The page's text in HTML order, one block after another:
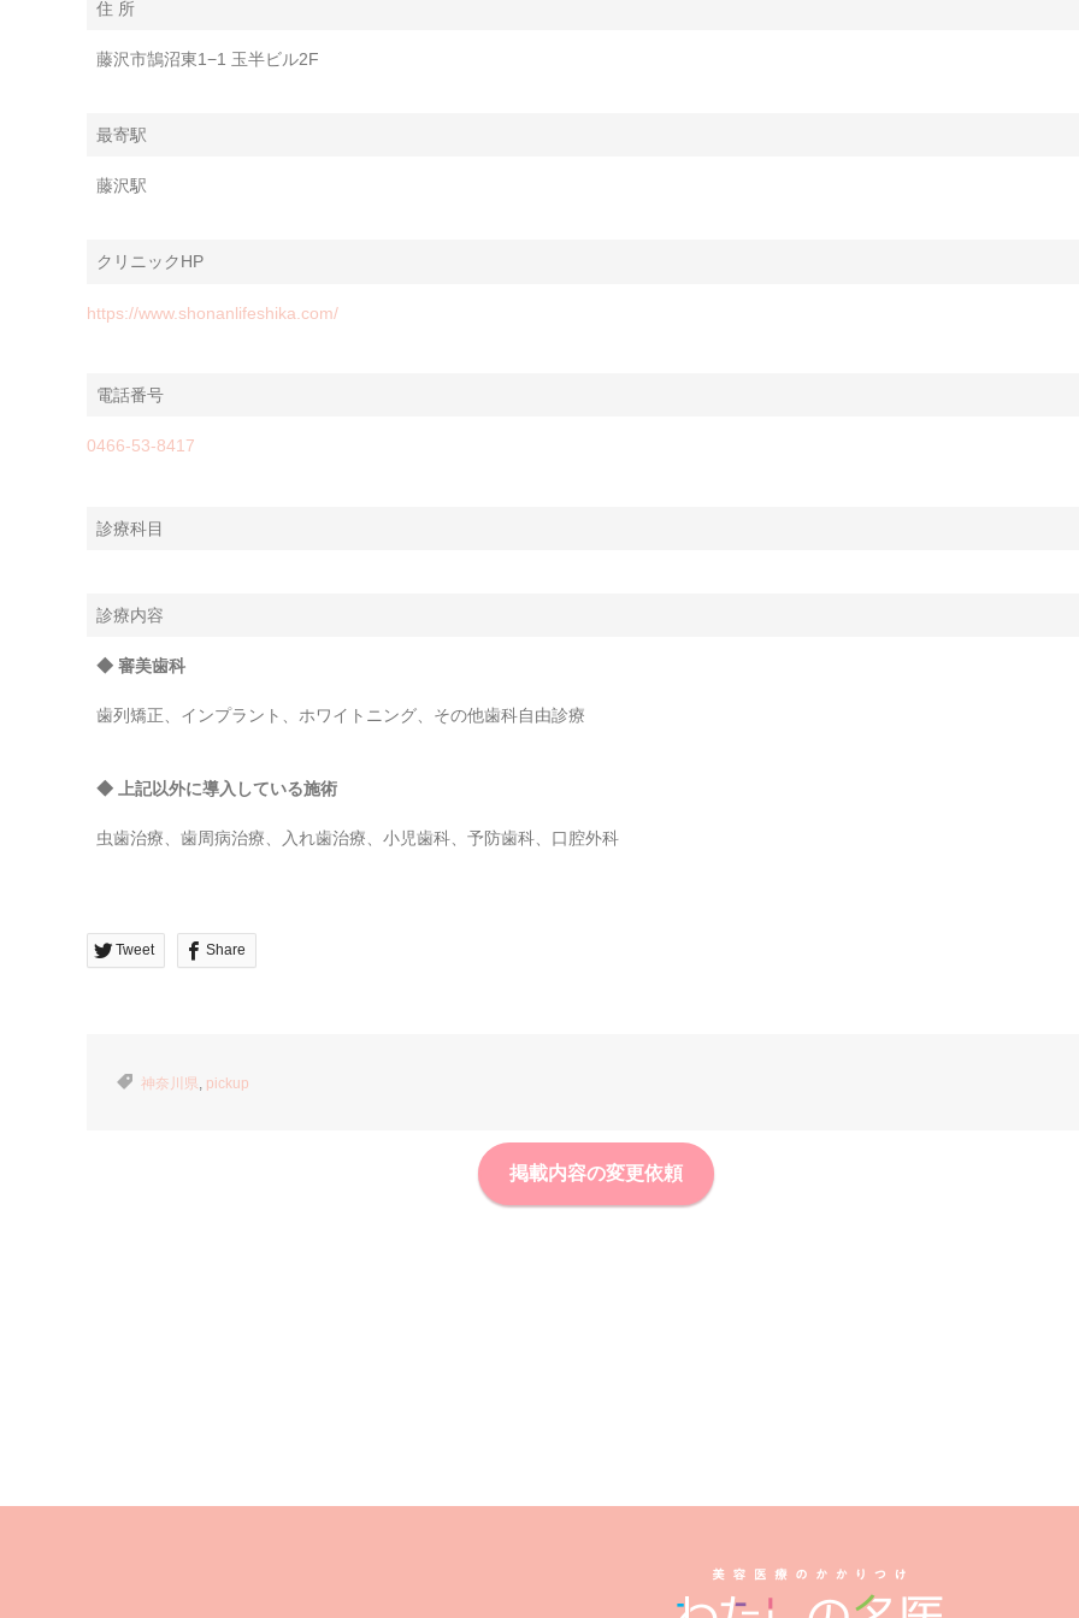
住 所
藤沢市鵠沼東1−1 玉半ビル2F
最寄駅
藤沢駅
クリニックHP
https://www.shonanlifeshika.com/
電話番号
0466-53-8417
診療科目
診療内容
◆ 審美歯科
歯列矯正、インプラント、ホワイトニング、その他歯科自由診療
◆ 上記以外に導入している施術
虫歯治療、歯周病治療、入れ歯治療、小児歯科、予防歯科、口腔外科
Tweet Share
神奈川県, pickup
掲載内容の変更依頼